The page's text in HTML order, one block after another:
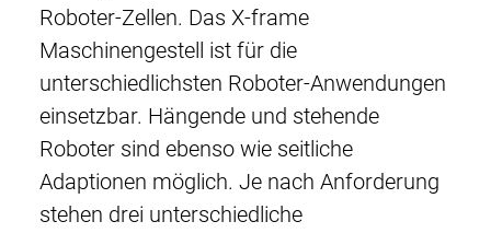
Roboter-Zellen. Das X-frame
Maschinengestell ist für die
unterschiedlichsten Roboter-Anwendungen
einsetzbar. Hängende und stehende
Roboter sind ebenso wie seitliche
Adaptionen möglich. Je nach Anforderung
stehen drei unterschiedliche